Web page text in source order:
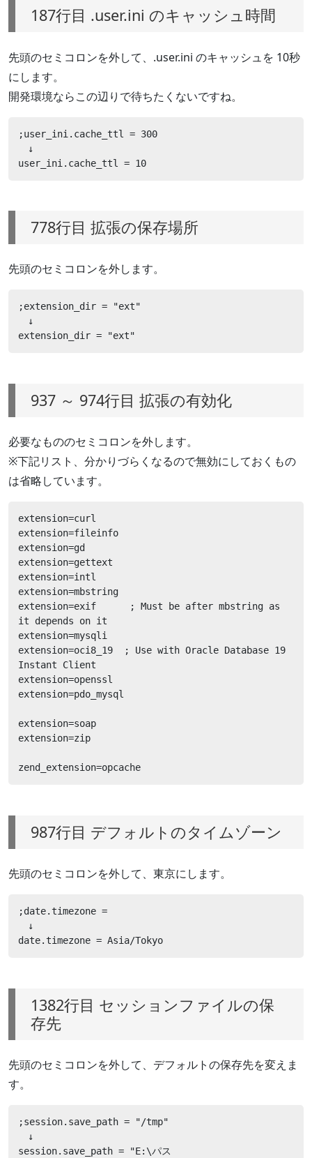
187行目 .user.ini のキャッシュ時間
先頭のセミコロンを外して、.user.ini のキャッシュを 10秒
にします。
開発環境ならこの辺りで待ちたくないですね。
;user_ini.cache_ttl = 300
↓
user_ini.cache_ttl = 10
778行目 拡張の保存場所
先頭のセミコロンを外します。
;extension_dir = "ext"
↓
extension_dir = "ext"
937 ～ 974行目 拡張の有効化
必要なもののセミコロンを外します。
※下記リスト、分かりづらくなるので無効にしておくもの
は省略しています。
extension=curl
extension=fileinfo
extension=gd
extension=gettext
extension=intl
extension=mbstring
extension=exif      ; Must be after mbstring as
it depends on it
extension=mysqli
extension=oci8_19  ; Use with Oracle Database 19
Instant Client
extension=openssl
extension=pdo_mysql
extension=soap
extension=zip
zend_extension=opcache
987行目 デフォルトのタイムゾーン
先頭のセミコロンを外して、東京にします。
;date.timezone =
↓
date.timezone = Asia/Tokyo
1382行目 セッションファイルの保
存先
先頭のセミコロンを外して、デフォルトの保存先を変えま
す。
;session.save_path = "/tmp"
↓
session.save_path = "E:\パス